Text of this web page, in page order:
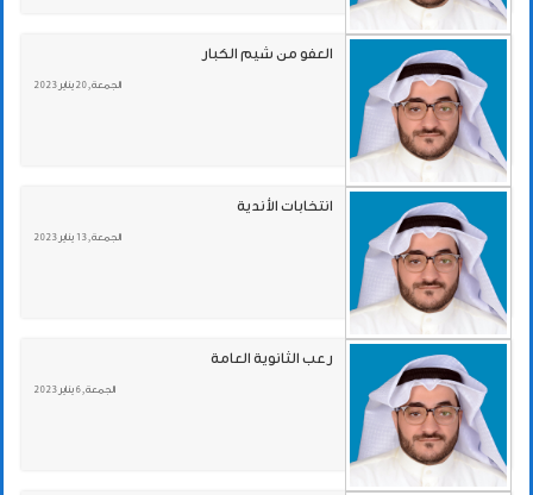
العفو من شيم الكبار
الجمعة , 20 يناير 2023
انتخابات الأندية
الجمعة , 13 يناير 2023
رعب الثانوية العامة
الجمعة , 6 يناير 2023